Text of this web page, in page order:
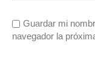
Guardar mi
navegador la